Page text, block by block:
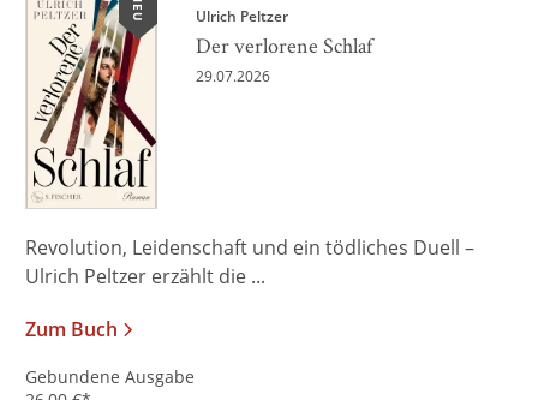
NEU Ulrich Peltzer
Der verlorene Schlaf
29.07.2026
Revolution, Leidenschaft und ein tödliches Duell –
Ulrich Peltzer erzählt die ...
Zum Buch
Gebundene Ausgabe